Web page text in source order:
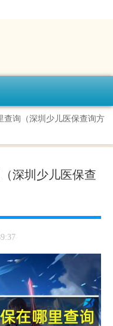
查询（深圳少儿医保查询方
深圳少儿医保查